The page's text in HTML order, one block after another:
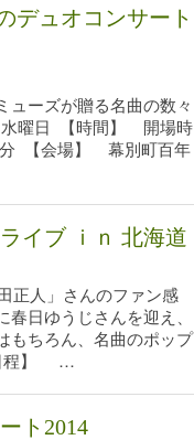
ンサート
ューズが贈る名曲の数々
曜日 【時間】 開場時
【会場】 幕別町百年
イブ ｉｎ 北海道
正人」さんのファン感
日ゆうじさんを迎え、
もちろん、名曲のポップ
程】 …
ト2014